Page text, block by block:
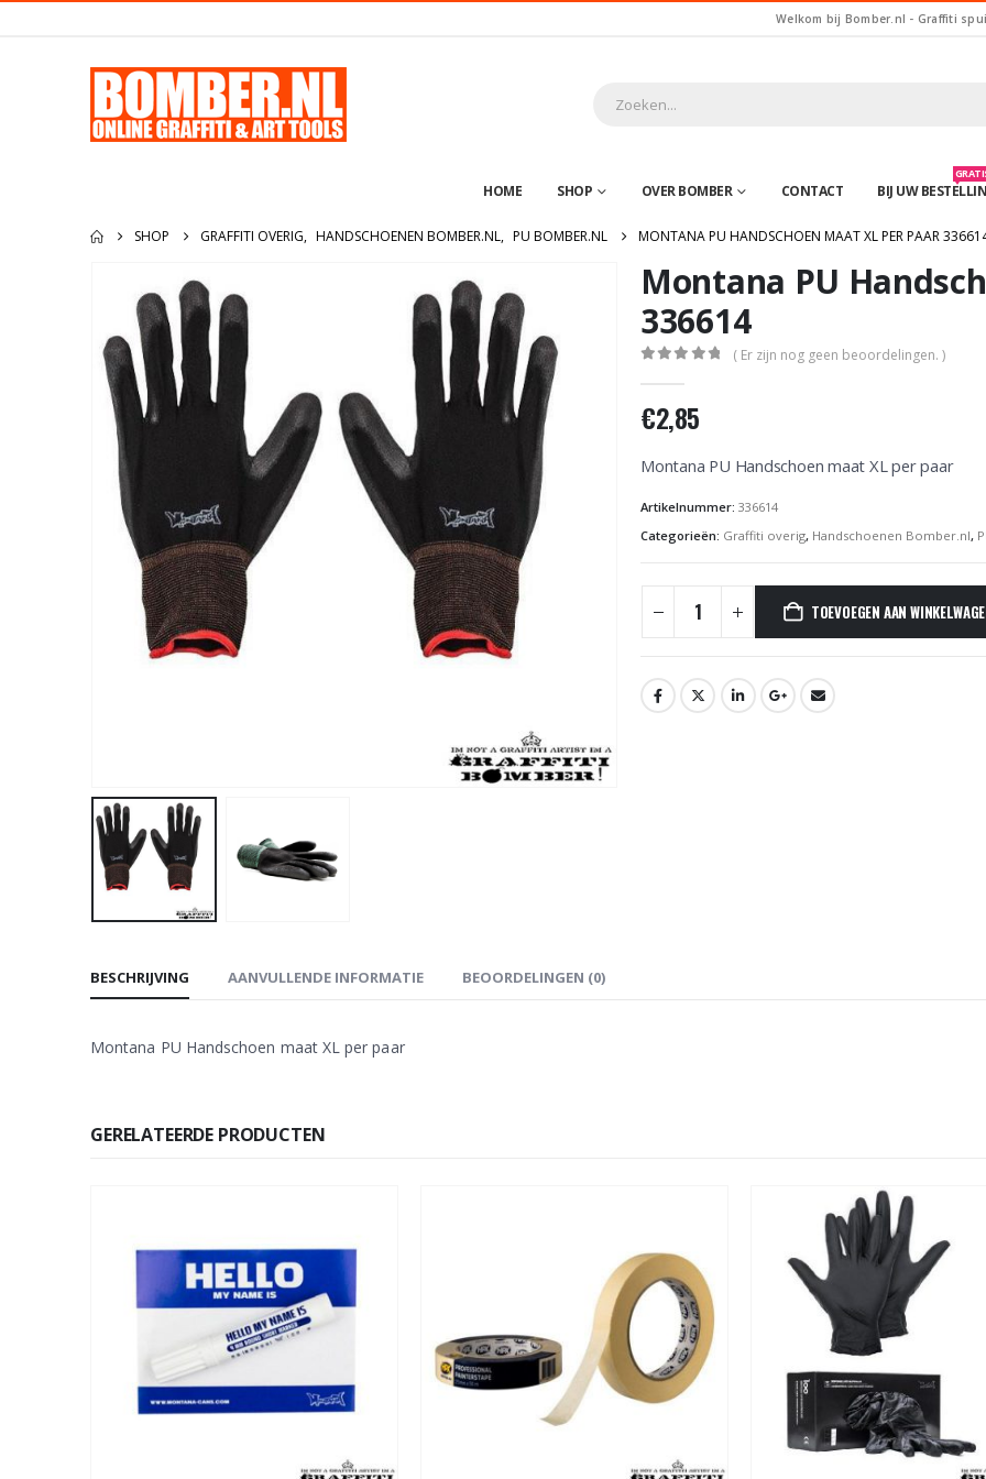
Welkom bij Bomber.nl - Graffiti
HOME SHOP OVER BOMBER CONTACT BIJ UW
SHOP GRAFFITI OVERIG, HANDSCHOENEN BOMBER.NL, PU BOMBER.NL MONTANA PU HANDSCHOEN MAAT XL PER PAAR
Montana PU
336614
( Er zijn nog geen beoordelingen. )
€2,85
Montana PU Handschoen maat XL per paar
Artikelnummer: 336614
Categorieën: Graffiti overig, Handschoenen Bomber.nl,
TOEVOEGEN AAN
BESCHRIJVING AANVULLENDE INFORMATIE BEOORDELINGEN (0)
Montana PU Handschoen maat XL per paar
GERELATEERDE PRODUCTEN